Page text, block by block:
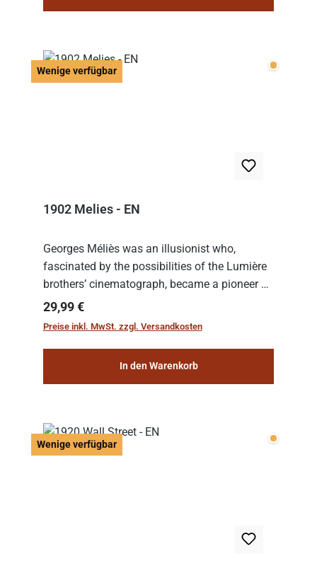
Wenige verfügbar Wenige
1902 Melies - EN
Georges Méliès was an illusionist who,
fascinated by the possibilities of the Lumière
brothers’ cinematograph, became a pioneer of
cinema. In 1902, he filmed his most famous
work: “Le Voyage dans la Lune” (“A Trip to...
Regulärer Preis:
29,99 €
Preise inkl. MwSt. zzgl. Versandkosten
In den Warenkorb
Wenige verfügbar Wenige